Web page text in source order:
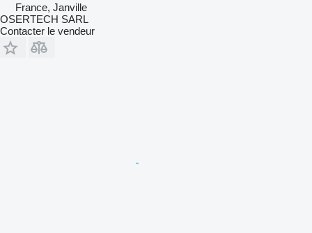
France, Janville
OSERTECH SARL
Contacter le vendeur